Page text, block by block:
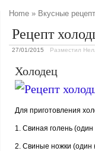
Home » Вкусные
Рецепт
27/01/2015 Разместил
Для приготовления
1. Свиная голень
2. Свиные ножки (один